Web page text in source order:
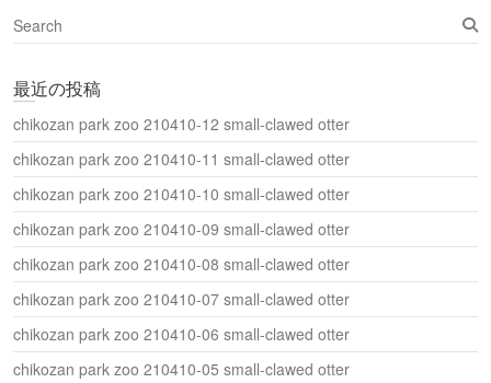
S
e
r
h
最近の投稿
chikozan park zoo 210410-12 small-clawed otter
chikozan park zoo 210410-11 small-clawed otter
chikozan park zoo 210410-10 small-clawed otter
chikozan park zoo 210410-09 small-clawed otter
chikozan park zoo 210410-08 small-clawed otter
chikozan park zoo 210410-07 small-clawed otter
chikozan park zoo 210410-06 small-clawed otter
chikozan park zoo 210410-05 small-clawed otter